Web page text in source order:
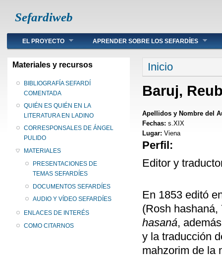
Sefardiweb
Main menu
EL PROYECTO APRENDER SOBRE LOS SEFARDÍES
Materiales y recursos
BIBLIOGRAFÍA SEFARDÍ
COMENTADA
QUIÉN ES QUIÉN EN LA
LITERATURA EN LADINO
CORRESPONSALES DE ÁNGEL
PULIDO
MATERIALES
PRESENTACIONES DE
TEMAS SEFARDÍES
DOCUMENTOS SEFARDÍES
AUDIO Y VÍDEO SEFARDÍES
ENLACES DE INTERÉS
COMO CITARNOS
Se encuentra
Inicio
Baruj,
Apellidos y Nombre del
Fechas: s.XIX
Lugar: Viena
Perfil:
Editor y
En 1853 editó
(Rosh
hasaná,
y la traducción
mahzorim de la